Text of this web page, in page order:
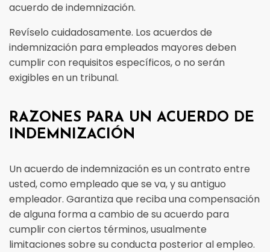
acuerdo de indemnización.
Revíselo cuidadosamente. Los acuerdos de
indemnización para empleados mayores deben
cumplir con requisitos específicos, o no serán
exigibles en un tribunal.
RAZONES PARA UN ACUERDO DE
INDEMNIZACIÓN
Un acuerdo de indemnización es un contrato entre
usted, como empleado que se va, y su antiguo
empleador. Garantiza que reciba una compensación
de alguna forma a cambio de su acuerdo para
cumplir con ciertos términos, usualmente
limitaciones sobre su conducta posterior al empleo.